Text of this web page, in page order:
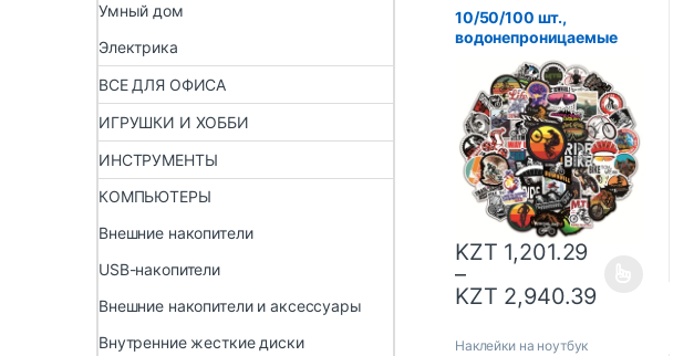
10/50/100 шт.,
водонепроницаемые
наклейки на горный
велосипед
KZT 1,201.29
–
KZT 2,940.39
Наклейки на ноутбук
Умный дом
Электрика
ВСЕ ДЛЯ ОФИСА
ИГРУШКИ И ХОББИ
ИНСТРУМЕНТЫ
КОМПЬЮТЕРЫ
Внешние накопители
USB-накопители
Внешние накопители и аксессуары
Внутренние жесткие диски